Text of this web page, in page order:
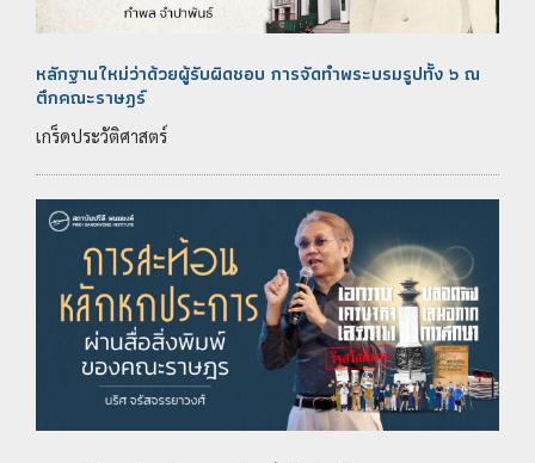
หลักฐานใหม่ว่าด้วยผู้รับผิดชอบ การจัดทำพระบรมรูปทั้ง ๖ ณ
ตึกคณะราษฎร์
เกร็ดประวัติศาสตร์